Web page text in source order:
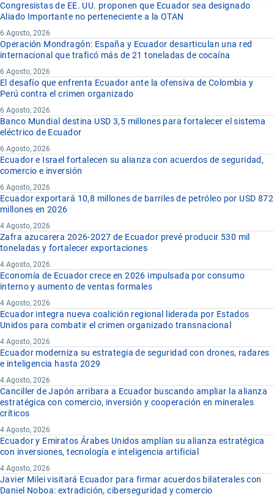
Congresistas de EE. UU. proponen que Ecuador sea designado
Aliado Importante no perteneciente a la OTAN
6 Agosto, 2026
Operación Mondragón: España y Ecuador desarticulan una red
internacional que traficó más de 21 toneladas de cocaína
6 Agosto, 2026
El desafío que enfrenta Ecuador ante la ofensiva de Colombia y
Perú contra el crimen organizado
6 Agosto, 2026
Banco Mundial destina USD 3,5 millones para fortalecer el sistema
eléctrico de Ecuador
6 Agosto, 2026
Ecuador e Israel fortalecen su alianza con acuerdos de seguridad,
comercio e inversión
6 Agosto, 2026
Ecuador exportará 10,8 millones de barriles de petróleo por USD 872
millones en 2026
4 Agosto, 2026
Zafra azucarera 2026-2027 de Ecuador prevé producir 530 mil
toneladas y fortalecer exportaciones
4 Agosto, 2026
Economía de Ecuador crece en 2026 impulsada por consumo
interno y aumento de ventas formales
4 Agosto, 2026
Ecuador integra nueva coalición regional liderada por Estados
Unidos para combatir el crimen organizado transnacional
4 Agosto, 2026
Ecuador moderniza su estrategia de seguridad con drones, radares
e inteligencia hasta 2029
4 Agosto, 2026
Canciller de Japón arribara a Ecuador buscando ampliar la alianza
estratégica con comercio, inversión y cooperación en minerales
críticos
4 Agosto, 2026
Ecuador y Emiratos Árabes Unidos amplían su alianza estratégica
con inversiones, tecnología e inteligencia artificial
4 Agosto, 2026
Javier Milei visitará Ecuador para firmar acuerdos bilaterales con
Daniel Noboa: extradición, ciberseguridad y comercio